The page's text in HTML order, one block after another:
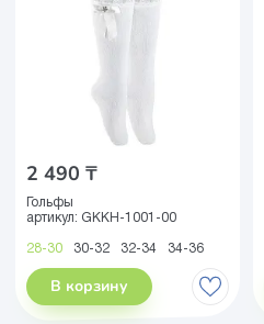
2 490 ₸
Гольфы
артикул: GKKH-1001-00
28-30 30-32 32-34 34-36
В корзину